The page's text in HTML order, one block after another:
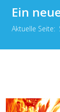
Ein
Aktuelle Seite: